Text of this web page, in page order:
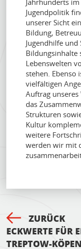
Jahrhunderts
Jugendpolitik
unserer Sicht
Bildung,
Jugendhilfe
Bildungsinhalte
Lebenswelten
stehen. Ebenso
vielfältigen
Auftrag unseres
das
Strukturen
Kultur
weitere
werden wir mit
ZURÜCK
ECKWERTE FÜR
TREPTOW-